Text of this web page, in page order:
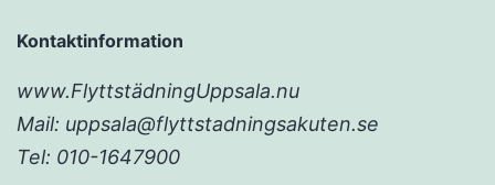
Kontaktinformation
www.FlyttstädningUppsala.nu
Mail: uppsala@flyttstadningsakuten.se
Tel: 010-1647900